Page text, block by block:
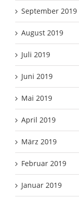
September 2019
August 2019
Juli 2019
Juni 2019
Mai 2019
April 2019
März 2019
Februar 2019
Januar 2019